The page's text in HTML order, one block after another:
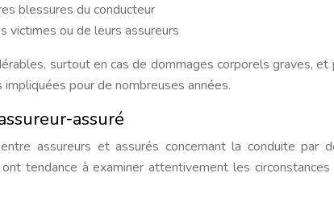
blessures du conducteur
victimes ou de leurs assureurs
surtout en cas de dommages corporels graves,
pour de nombreuses années.
assuré
assureurs et assurés concernant la conduite par
tendance à examiner attentivement les circonstances